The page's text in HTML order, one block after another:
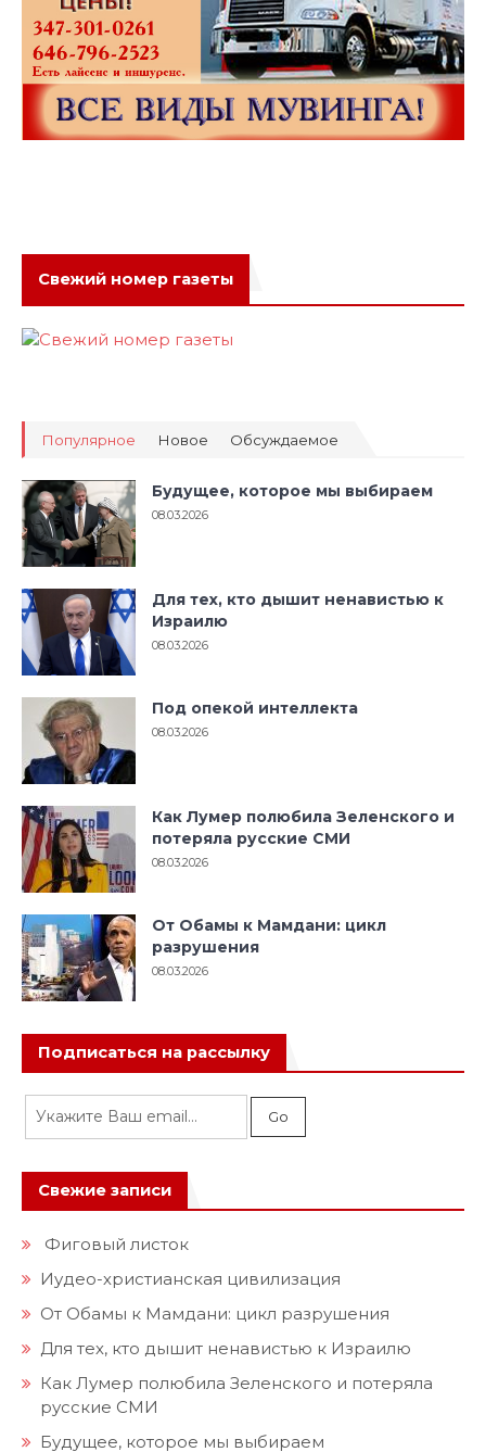
Свежий номер газеты
Популярное Новое Обсуждаемое
Будущее, которое мы выбираем
08.03.2026
Для тех, кто дышит ненавистью к
Израилю
08.03.2026
Под опекой интеллекта
08.03.2026
Как Лумер полюбила Зеленского и
потеряла русские СМИ
08.03.2026
От Обамы к Мамдани: цикл
разрушения
08.03.2026
Подписаться на рассылку
Свежие записи
Фиговый листок
Иудео-христианская цивилизация
От Обамы к Мамдани: цикл разрушения
Для тех, кто дышит ненавистью к Израилю
Как Лумер полюбила Зеленского и потеряла
русские СМИ
Будущее, которое мы выбираем